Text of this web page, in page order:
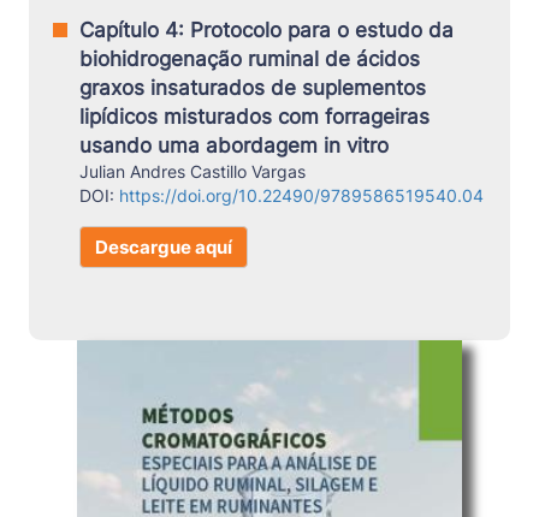
Capítulo 4: Protocolo para o estudo da
biohidrogenação ruminal de ácidos
graxos insaturados de suplementos
lipídicos misturados com forrageiras
usando uma abordagem in vitro
Julian Andres Castillo Vargas
DOI: https://doi.org/10.22490/9789586519540.04
Descargue aquí